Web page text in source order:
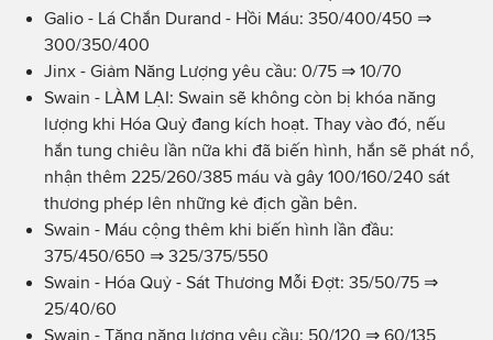
Galio - Lá Chắn Durand - Hồi Máu: 350/400/450 ⇒
300/350/400
Jinx - Giảm Năng Lượng yêu cầu: 0/75 ⇒ 10/70
Swain - LÀM LẠI: Swain sẽ không còn bị khóa năng
lượng khi Hóa Quỷ đang kích hoạt. Thay vào đó, nếu
hắn tung chiêu lần nữa khi đã biến hình, hắn sẽ phát nổ,
nhận thêm 225/260/385 máu và gây 100/160/240 sát
thương phép lên những kẻ địch gần bên.
Swain - Máu cộng thêm khi biến hình lần đầu:
375/450/650 ⇒ 325/375/550
Swain - Hóa Quỷ - Sát Thương Mỗi Đợt: 35/50/75 ⇒
25/40/60
Swain - Tăng năng lượng yêu cầu: 50/120 ⇒ 60/135